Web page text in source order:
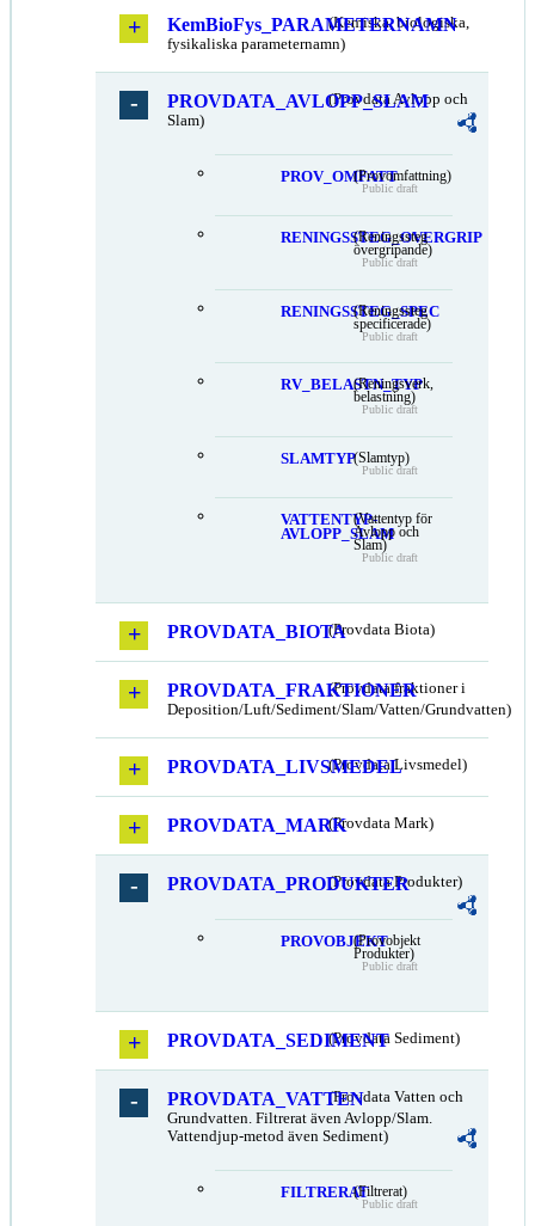
KemBioFys_PARAMETERNAMN
(Kemiska, biologiska,
fysikaliska parameternamn)
PROVDATA_AVLOPP_SLAM
(Provdata Avlopp och
Slam)
PROV_OMFATT(Provomfattning)
Public draft
RENINGSSTEG_OVERGRIP
(Reningssteg
övergripande)
Public draft
RENINGSSTEG_SPEC
(Reningssteg
specificerade)
Public draft
RV_BELASTN_TYP
(Reningsverk,
belastning)
Public draft
SLAMTYP(Slamtyp)
Public draft
VATTENTYP-
AVLOPP_SLAM
(Vattentyp för
Avlopp och
Slam)
Public draft
PROVDATA_BIOTA(Provdata Biota)
PROVDATA_FRAKTIONER
(Provdata fraktioner i
Deposition/Luft/Sediment/Slam/Vatten/Grundvatten)
PROVDATA_LIVSMEDEL
(Provdata Livsmedel)
PROVDATA_MARK(Provdata Mark)
PROVDATA_PRODUKTER
(Provdata Produkter)
PROVOBJEKT(Provobjekt
Produkter)
Public draft
PROVDATA_SEDIMENT(Provdata Sediment)
PROVDATA_VATTEN(Provdata Vatten och
Grundvatten. Filtrerat även Avlopp/Slam.
Vattendjup-metod även Sediment)
FILTRERAT(Filtrerat)
Public draft